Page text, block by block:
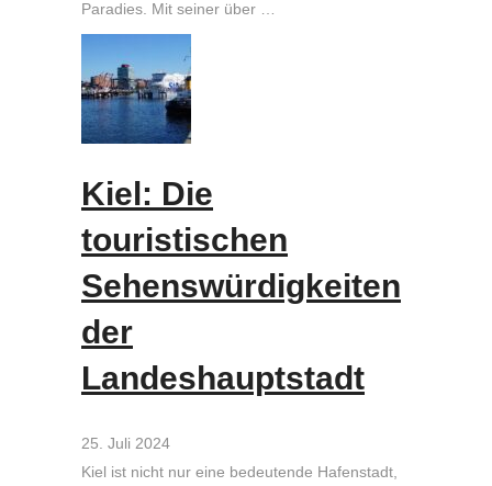
Paradies. Mit seiner über …
Kiel: Die
touristischen
Sehenswürdigkeiten
der
Landeshauptstadt
25. Juli 2024
Kiel ist nicht nur eine bedeutende Hafenstadt,